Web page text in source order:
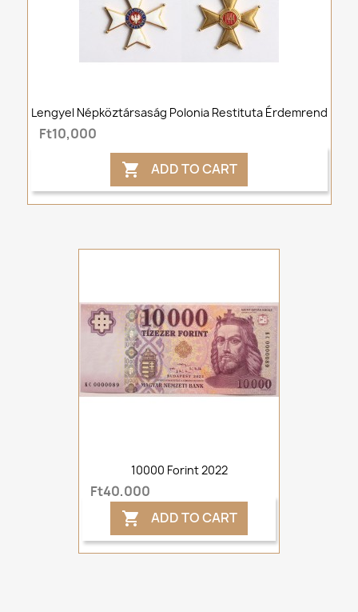
Lengyel Népköztársaság Polonia Restituta Érdemrend
Ft10,000
 ADD TO CART
10000 Forint 2022
Ft40,000
 ADD TO CART